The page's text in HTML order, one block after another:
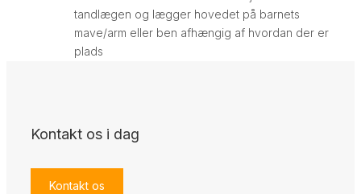
tandlægen og lægger hovedet på barnets
mave/arm eller ben afhængig af hvordan der er
plads
Kontakt os i dag
Kontakt os